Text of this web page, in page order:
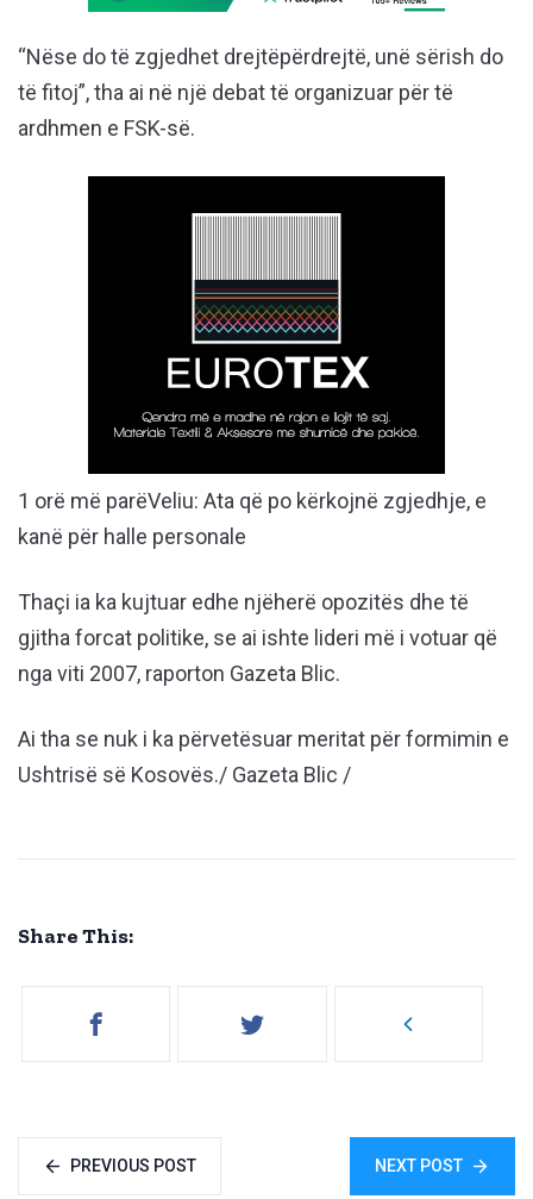
“Nëse do të zgjedhet drejtëpërdrejtë, unë sërish do
të fitoj”, tha ai në një debat të organizuar për të
ardhmen e FSK-së.
1 orë më parëVeliu: Ata që po kërkojnë zgjedhje, e
kanë për halle personale
Thaçi ia ka kujtuar edhe njëherë opozitës dhe të
gjitha forcat politike, se ai ishte lideri më i votuar që
nga viti 2007, raporton Gazeta Blic.
Ai tha se nuk i ka përvetësuar meritat për formimin e
Ushtrisë së Kosovës./ Gazeta Blic /
Share This:
PREVIOUS POST NEXT POST